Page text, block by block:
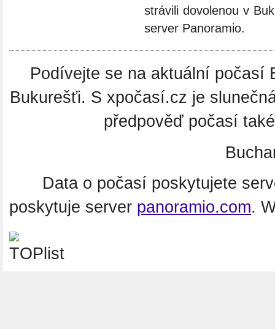
strávili dovolenou v
server Panoramio.
Podívejte se na aktuální počasí
Bukurešťi. S xpočasí.cz je
předpověď počasí
Data o počasí poskytujete
poskytuje server panoramio.com.